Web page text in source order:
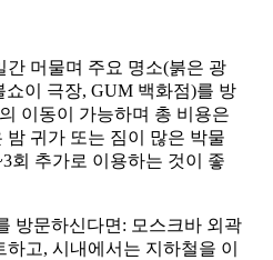
간 머물며 주요 명소(붉은 광
이 극장, GUM 백화점)를 방
이동이 가능하며 총 비용은
밤 귀가 또는 짐이 많은 박물
회 추가로 이용하는 것이 좋
방문하신다면: 모스크바 외곽
고, 시내에서는 지하철을 이